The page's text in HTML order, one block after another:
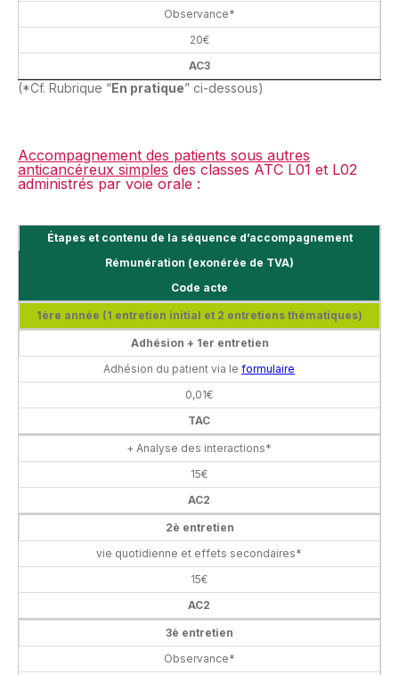
Observance*
20€
AC3
(*Cf. Rubrique “En pratique” ci-dessous)
Accompagnement des patients sous autres
anticancéreux simples des classes ATC L01 et L02
administrés par voie orale :
Étapes et contenu de la séquence d’accompagnement
Rémunération (exonérée de TVA)
Code acte
1ère année (1 entretien initial et 2 entretiens thématiques)
Adhésion + 1er entretien
Adhésion du patient via le formulaire
0,01€
TAC
+ Analyse des interactions*
15€
AC2
2è entretien
vie quotidienne et effets secondaires*
15€
AC2
3è entretien
Observance*